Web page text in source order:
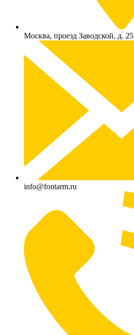
Москва, проезд Заводской, д. 25
info@fontarm.ru